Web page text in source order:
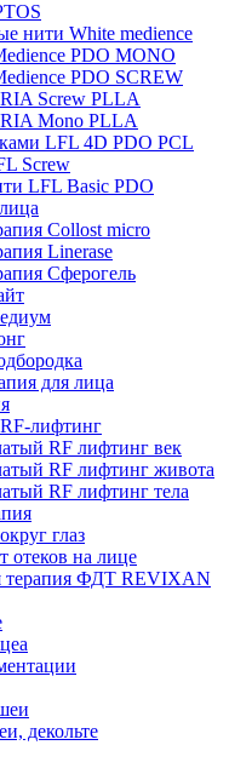
нити White medience
PDO MONO
PDO SCREW
Screw PLLA
Mono PLLA
LFL 4D PDO PCL
Screw
LFL Basic PDO
Collost micro
Linerase
Сферогель
для лица
лифтинг
RF лифтинг век
RF лифтинг живота
RF лифтинг тела
глаз
отеков на лице
терапия ФДТ REVIXAN
декольте